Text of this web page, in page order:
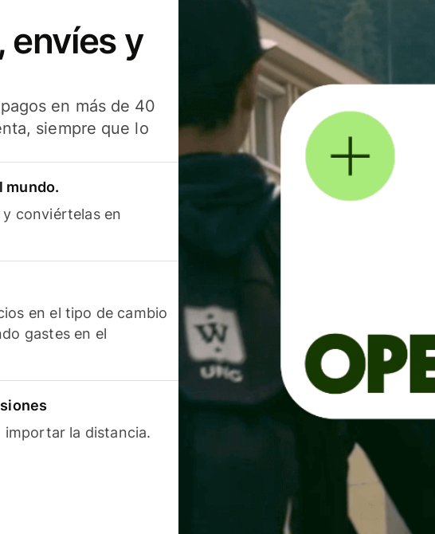
envíes y
en más de 40
siempre que lo
mundo.
conviértelas en
en el tipo de cambio
gastes en el
importar la distancia.